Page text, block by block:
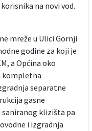
na novi vod.
mreže u Ulici Gornji
godine za koji je
a Općina oko
kompletna
separatne
gasne
saniranog klizišta pa
i izgradnja